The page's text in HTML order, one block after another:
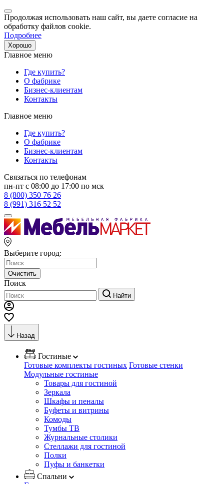
Продолжая использовать наш сайт, вы даете согласие на
обработку файлов cookie.
Подробнее
Хорошо
Главное меню
Где купить?
О фабрике
Бизнес-клиентам
Контакты
Главное меню
Где купить?
О фабрике
Бизнес-клиентам
Контакты
Связаться по телефонам
пн-пт с 08:00 до 17:00 по мск
8 (800) 350 76 26
8 (991) 316 52 52
Выберите город:
Очистить
Поиск
Найти
Назад
Гостиные
Готовые комплекты гостиных Готовые стенки
Модульные гостиные
Товары для гостиной
Зеркала
Шкафы и пеналы
Буфеты и витрины
Комоды
Тумбы ТВ
Журнальные столики
Стеллажи для гостиной
Полки
Пуфы и банкетки
Спальни